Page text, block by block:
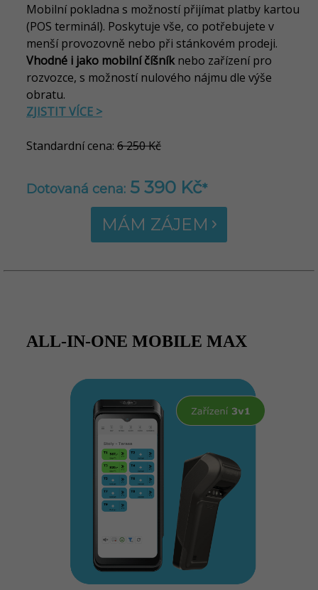
Mobilní pokladna s možností přijímat platby kartou
(POS terminál). Poskytuje vše, co potřebujete v
menší provozovně nebo při stánkovém prodeji.
Vhodné i jako mobilní číšníknebo zařízení pro
rozvozce, s možností nulového nájmu dle výše
obratu.
ZJISTIT VÍCE >
Standardní cena: 6 250 Kč
Dotovaná cena: 5 390 Kč*
MÁM ZÁJEM
ALL-IN-ONE MOBILE MAX